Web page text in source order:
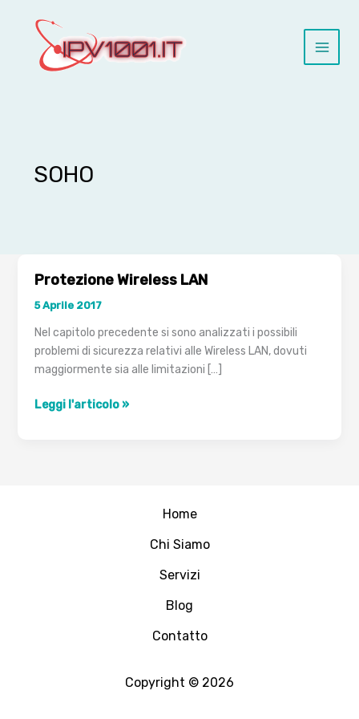
contenuto
SOHO
Protezione Wireless LAN
5 Aprile 2017
Nel capitolo precedente si sono analizzati i possibili
problemi di sicurezza relativi alle Wireless LAN, dovuti
maggiormente sia alle limitazioni […]
Protezione
Leggi l'articolo »
Home
Chi Siamo
Servizi
Blog
Contatto
Copyright © 2026